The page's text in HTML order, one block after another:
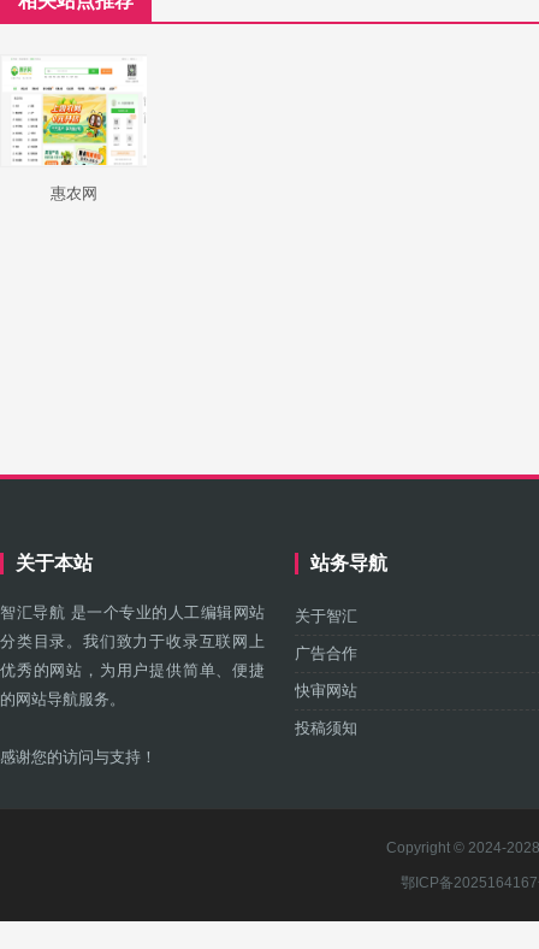
惠农网
关于本站
智汇导航 是一个专业的人工编辑网站
分类目录。我们致力于收录互联网上
优秀的网站，为用户提供简单、便捷
的网站导航服务。
感谢您的访问与支持！
站务导航
关于智汇
广告合作
快审网站
投稿须知
Copyright © 2024-
鄂ICP备